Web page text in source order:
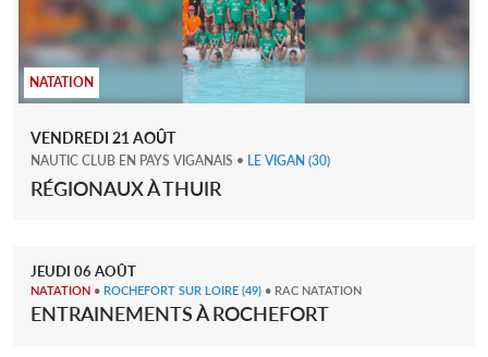
NATATION
VENDREDI 21 AOÛT
NAUTIC CLUB EN PAYS VIGANAIS • LE VIGAN (30)
RÉGIONAUX À THUIR
JEUDI 06 AOÛT
NATATION • ROCHEFORT SUR LOIRE (49) • RAC NATATION
ENTRAINEMENTS À ROCHEFORT